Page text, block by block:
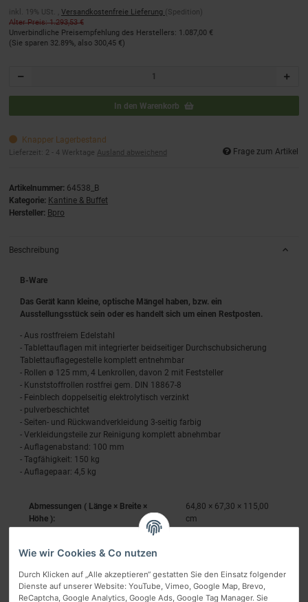
inkl. 19% USt. , Versandkostenfreie Lieferung (Spedition)
Alter Preis: 1.293,53 €
Unverbindliche Preisempfehlung des Herstellers: 1.087,00 €
(Sie sparen 32.89%, also 300,45 €)
In den Warenkorb
Knapper Lagerbestand
Lieferzeit: 2 - 4 Werktage Ausland abweichend Frage zum Artikel
Artikelnummer: 64538_B
Kategorie: Kantine & Buffet
Hersteller: Bpro
Beschreibung
B-Ware
Das Gerät kann kleine, optische Mängel haben, bzw. ein
Ausstellungsstück sein oder es handelt sich um einen Restposten.
- Aus rostfreiem Edelstahl
- Tablettauflagen mit integrierter beidseitiger Durchschubsicherung
Tablettauflagegestelle komplett entnehmbar
- Rollen ø 125 mm, 4 Lenkrollen, davon 2 mit Feststeller
- Kunststoffrollen rostfrei gem. DIN 18867-8
- Feinblech doppelseitig elektrolytisch verzinkt
- pulverbeschichtet
- Seiten- und Rückwandverkleidung 3-seitig farbig
- Verkleidungsteile zur Reinigung komplett abnehmbar
- Auflagenabstand: 100 mm
- Tagfähigkeit: 150 kg
- Auflagepaar: 4,5 kg
Abmessungen ( Länge × Breite ×
Höhe ):
64,80 × 67,30 × 115,00
cm
Wie wir Cookies & Co nutzen
Durch Klicken auf „Alle akzeptieren“ gestatten Sie den Einsatz folgender
Dienste auf unserer Website: YouTube, Vimeo, Google Map, Brevo,
ReCaptcha, Google Analytics, Google Ads, Google Tag Manager. Sie